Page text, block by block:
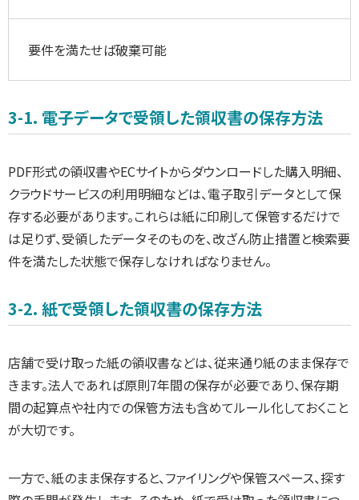
要件を満たせば破棄可能
3-1. 電子データで受領した領収書の保存方法
PDF形式の領収書やECサイトからダウンロードした購入明細、
クラウドサービスの利用明細などは、電子取引データとして保
存する必要があります。これらは紙に印刷して保管するだけで
は足りず、受領したデータそのものを、改ざん防止措置と検索要
件を満たした状態で保存しなければなりません。
3-2. 紙で受領した領収書の保存方法
店舗で受け取った紙の領収書などは、従来通り紙のまま保存で
きます。法人であれば原則7年間の保存が必要であり、保存期
間の起算点や社内での保管方法も含めてルール化しておくこと
が大切です。
一方で、紙のまま保存すると、ファイリングや保管スペース、探す